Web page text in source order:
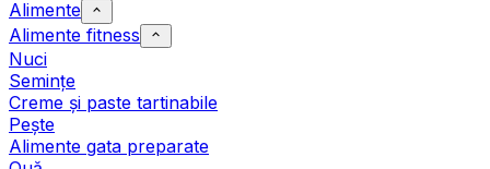
Alimente
Alimente fitness
Nuci
Semințe
Creme și paste tartinabile
Pește
Alimente gata preparate